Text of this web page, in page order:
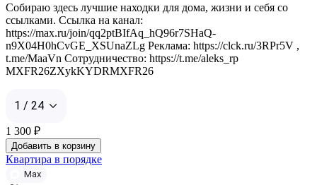
Собираю здесь лучшие находки для дома, жизни и себя со
ссылками. Ссылка на канал:
https://max.ru/join/qq2ptBIfAq_hQ96r7SHaQ-
n9X04H0hCvGE_XSUnaZLg Реклама: https://clck.ru/3RPr5V ,
t.me/MaaVn Сотрудничество: https://t.me/aleks_rp
MXFR26ZXykKYDRMXFR26
1 / 24
1 300 ₽
Добавить в корзину
Квартира в порядке
Max